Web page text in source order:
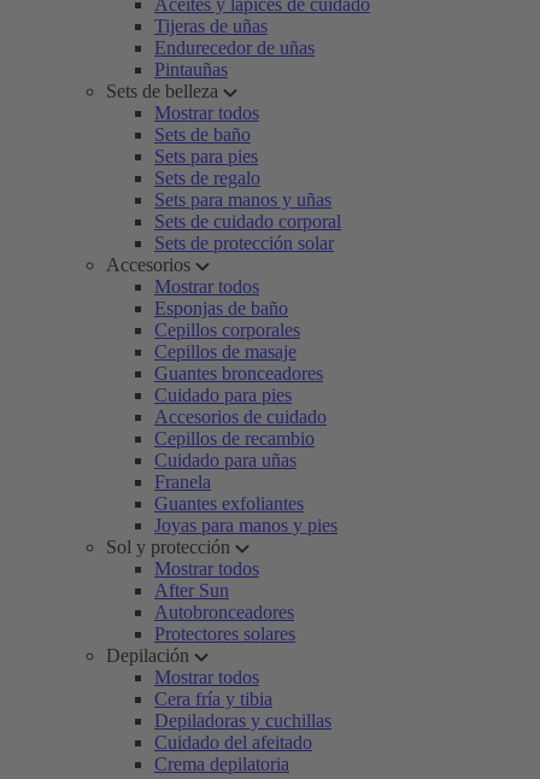
Aceites y lápices de cuidado
Tijeras de uñas
Endurecedor de uñas
Pintauñas
Sets de belleza
Mostrar todos
Sets de baño
Sets para pies
Sets de regalo
Sets para manos y uñas
Sets de cuidado corporal
Sets de protección solar
Accesorios
Mostrar todos
Esponjas de baño
Cepillos corporales
Cepillos de masaje
Guantes bronceadores
Cuidado para pies
Accesorios de cuidado
Cepillos de recambio
Cuidado para uñas
Franela
Guantes exfoliantes
Joyas para manos y pies
Sol y protección
Mostrar todos
After Sun
Autobronceadores
Protectores solares
Depilación
Mostrar todos
Cera fría y tibia
Depiladoras y cuchillas
Cuidado del afeitado
Crema depilatoria